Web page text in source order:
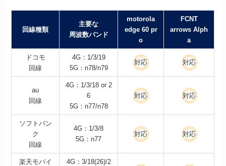
回線種類
主要な
周波数バンド
motorola
edge 60 pr
o
FCNT
arrows Alph
a
ドコモ
回線
4G：1/3/19
5G：n78/n79
対応 対応
au
回線
4G：1/3/18 or 2
6
5G：n77/n78
対応 対応
ソフトバン
ク
回線
4G：1/3/8
5G：n77
対応 対応
楽天モバイ
4G：3/18(26)/2